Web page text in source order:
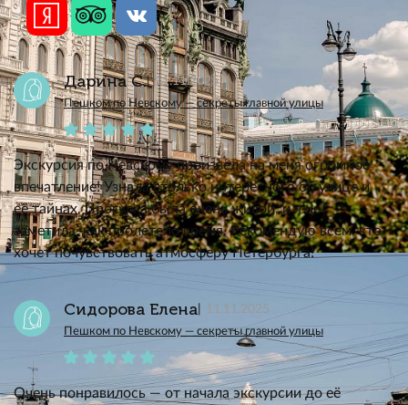
Дарина С. 11.11.2025
Пешком по Невскому — секреты главной улицы
Экскурсия по Невскому произвела на меня огромное
впечатление! Узнала столько интересного об улице и
её тайнах. Прогулка была очень живой, и я не
заметила, как пролетело время. Рекомендую всем, кто
хочет почувствовать атмосферу Петербурга!
Сидорова Елена 11.11.2025
Пешком по Невскому — секреты главной улицы
Очень понравилось — от начала экскурсии до её